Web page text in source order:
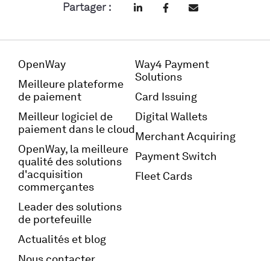
Partager :
OpenWay
Meilleure plateforme
de paiement
Meilleur logiciel de
paiement dans le cloud
OpenWay, la meilleure
qualité des solutions
d'acquisition
commerçantes
Leader des solutions
de portefeuille
Actualités et blog
Way4 Payment
Solutions
Card Issuing
Digital Wallets
Merchant Acquiring
Payment Switch
Fleet Cards